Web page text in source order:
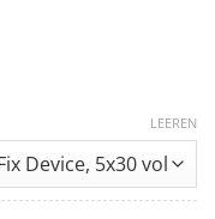
LEEREN